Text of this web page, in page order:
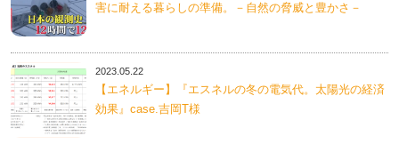
害に耐える暮らしの準備。－自然の脅威と豊かさ－
2023.05.22
【エネルギー】『エスネルの冬の電気代。太陽光の経済
効果』case.吉岡T様